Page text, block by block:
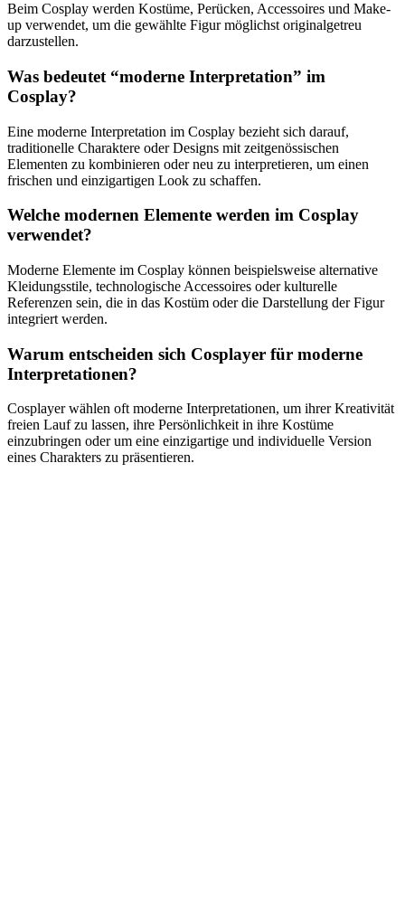
Beim Cosplay werden Kostüme, Perücken, Accessoires und Make-
up verwendet, um die gewählte Figur möglichst originalgetreu
darzustellen.
Was bedeutet “moderne Interpretation” im
Cosplay?
Eine moderne Interpretation im Cosplay bezieht sich darauf,
traditionelle Charaktere oder Designs mit zeitgenössischen
Elementen zu kombinieren oder neu zu interpretieren, um einen
frischen und einzigartigen Look zu schaffen.
Welche modernen Elemente werden im Cosplay
verwendet?
Moderne Elemente im Cosplay können beispielsweise alternative
Kleidungsstile, technologische Accessoires oder kulturelle
Referenzen sein, die in das Kostüm oder die Darstellung der Figur
integriert werden.
Warum entscheiden sich Cosplayer für moderne
Interpretationen?
Cosplayer wählen oft moderne Interpretationen, um ihrer Kreativität
freien Lauf zu lassen, ihre Persönlichkeit in ihre Kostüme
einzubringen oder um eine einzigartige und individuelle Version
eines Charakters zu präsentieren.